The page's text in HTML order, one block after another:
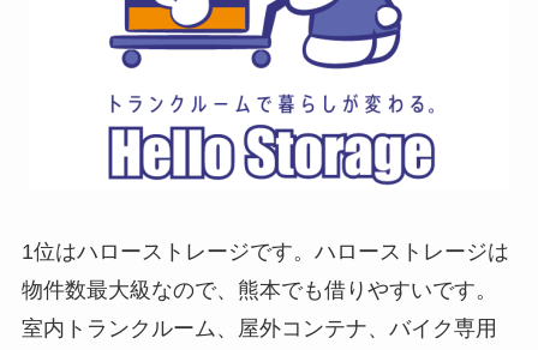
1位はハローストレージです。ハローストレージは
物件数最大級なので、熊本でも借りやすいです。
室内トランクルーム、屋外コンテナ、バイク専用